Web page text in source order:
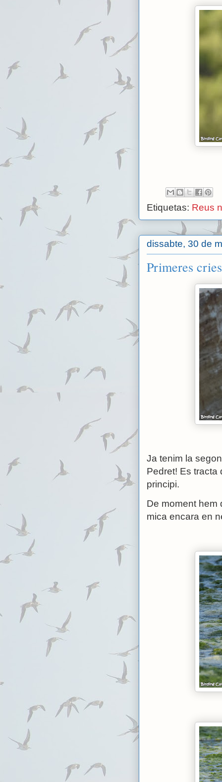
Etiquetas: Reus
dissabte, 30 de
Primeres
Ja tenim la
Pedret! Es tracta
principi.
De moment hem
mica encara en